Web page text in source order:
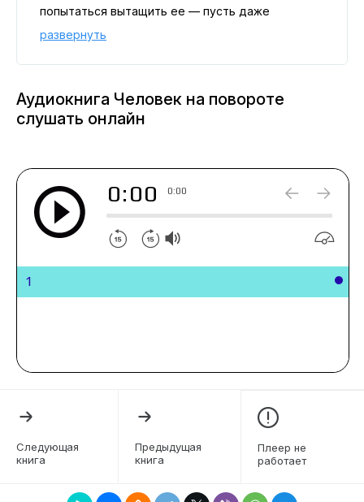
попытаться вытащить ее — пусть даже
странный кондуктор в вагоне настаивает, что на
развернуть
Аудиокнига Человек на повороте
слушать онлайн
0:00 0:00
1
Следующая
книга
Предыдущая
книга
Плеер не
работает